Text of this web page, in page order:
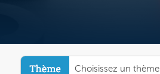
Choisissez un thème